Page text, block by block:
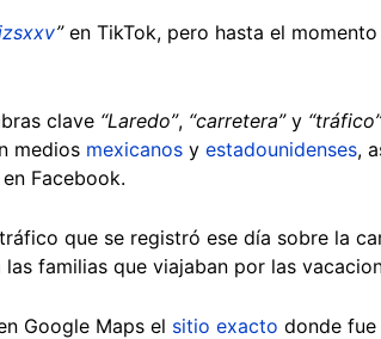
”en TikTok, pero hasta el
clave “Laredo”, “carretera”y “tráfico”
medios mexicanos y estadounidenses,
Facebook.
que se registró ese día sobre la
familias que viajaban por las
Google Maps el sitio exacto donde